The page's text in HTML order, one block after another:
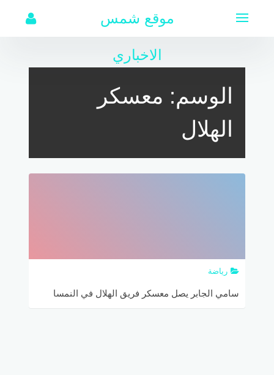
موقع شمس
الاخباري
الوسم: معسكر
الهلال
رياضة
سامي الجابر يصل معسكر فريق الهلال في النمسا